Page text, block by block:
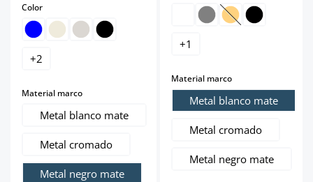
Colorselect
+2
Material marcoselect
Metal blanco mate
Metal cromado
Metal negro mate
(Esta opción no
+1
Material marcoselect
Metal blanco mate
Metal cromado
Metal negro mate